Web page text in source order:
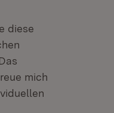
diese
mich